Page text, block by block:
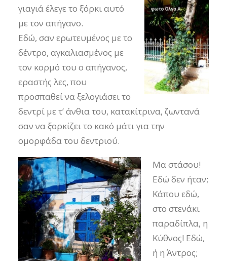
γιαγιά έλεγε το ξόρκι αυτό
με τον απήγανο.
Εδώ, σαν ερωτευμένος με το
δέντρο, αγκαλιασμένος με
τον κορμό του ο απήγανος,
εραστής λες, που
προσπαθεί να ξελογιάσει το
δεντρί με τ’ άνθια του, κατακίτρινα, ζωντανά
σαν να ξορκίζει το κακό μάτι για την
ομορφάδα του δεντριού.
Μα στάσου!
Εδώ δεν ήταν;
Κάπου εδώ,
στο στενάκι
παραδίπλα, η
Κύθνος! Εδώ,
ή η Άντρος;